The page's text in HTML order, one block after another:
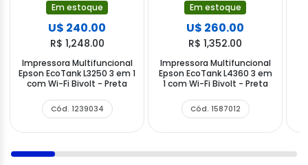
Em estoque
U$ 240.00
R$ 1,248.00
Impressora Multifuncional
Epson EcoTank L3250 3 em 1
com Wi-Fi Bivolt - Preta
Cód. 1239034
Em estoque
U$ 260.00
R$ 1,352.00
Impressora Multifuncional
Epson EcoTank L4360 3 em
1 com Wi-Fi Bivolt - Preta
Cód. 1587012